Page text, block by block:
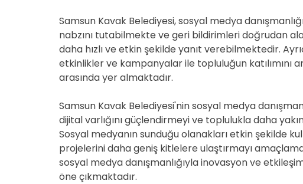
Samsun Kavak Belediyesi, sosyal medya
nabzını tutabilmekte ve geri bildirimleri doğrudan
daha hızlı ve etkin şekilde yanıt verebilmektedir.
etkinlikler ve kampanyalar ile topluluğun katılımını
arasında yer almaktadır.
Samsun Kavak Belediyesi'nin sosyal medya
dijital varlığını güçlendirmeyi ve toplulukla daha
Sosyal medyanın sunduğu olanakları etkin şekilde
projelerini daha geniş kitlelere ulaştırmayı
sosyal medya danışmanlığıyla inovasyon ve
öne çıkmaktadır.